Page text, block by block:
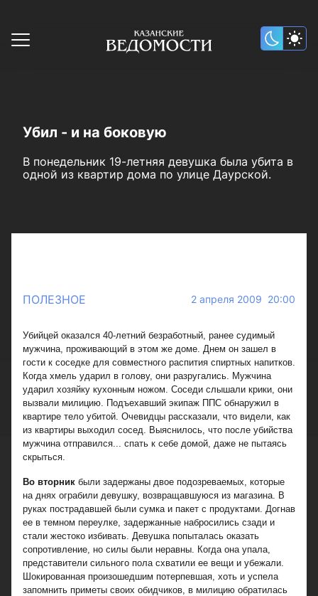
Убил - и на боковую
В понедельник 19-летняя девушка была убита в
одной из квартир дома по улице Даурской.
ПОЛЕЗНОЕ 2 апреля 2009 20:00
Убийцей оказался 40-летний безработный, ранее судимый
мужчина, проживающий в этом же доме. Днем он зашел в
гости к соседке для совместного распития спиртных напитков.
Когда хмель ударил в голову, они разругались. Мужчина
ударил хозяйку кухонным ножом. Соседи слышали крики, они
вызвали милицию. Подъехавший экипаж ППС обнаружил в
квартире тело убитой. Очевидцы рассказали, что видели, как
из квартиры выходил сосед. Выяснилось, что после убийства
мужчина отправился... спать к себе домой, даже не пытаясь
скрыться.
Во вторник были задержаны двое подозреваемых, которые
на днях ограбили девушку, возвращавшуюся из магазина. В
руках пострадавшей были сумка и пакет с продуктами. Догнав
ее в темном переулке, задержанные набросились сзади и
стали жестоко избивать. Девушка попыталась оказать
сопротивление, но силы были неравны. Когда она упала,
представители сильного пола схватили ее вещи и убежали.
Шокированная произошедшим потерпевшая, хоть и успела
запомнить приметы своих обидчиков, в милицию обратилась